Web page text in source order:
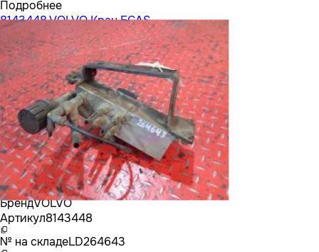
Подробнее
8143448 VOLVO Кран ECAS
БрендVOLVO
Артикул8143448
№ на складеLD264643